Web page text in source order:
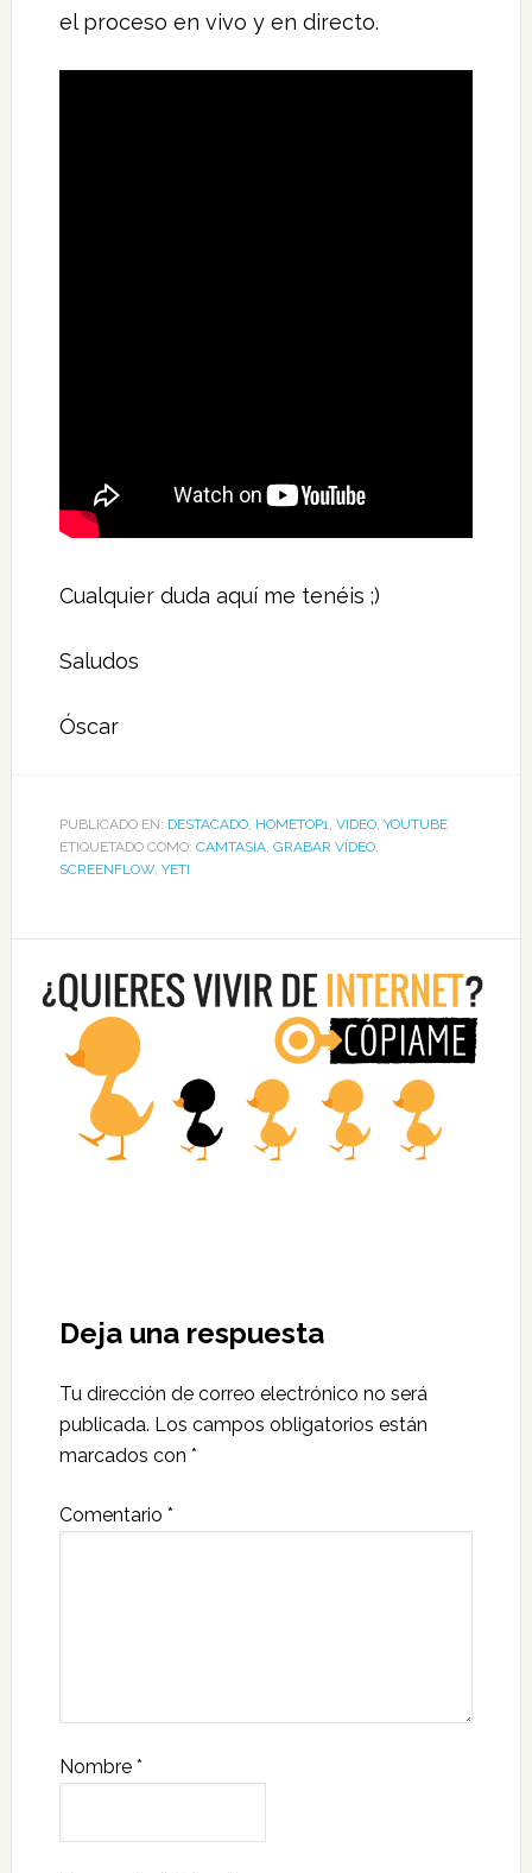
el proceso en vivo y en directo.
Cualquier duda aquí me tenéis ;)
Saludos
Óscar
PUBLICADO EN: DESTACADO, HOMETOP1, VIDEO, YOUTUBE
ETIQUETADO COMO: CAMTASIA, GRABAR VÍDEO,
SCREENFLOW, YETI
Deja una respuesta
Tu dirección de correo electrónico no será
publicada. Los campos obligatorios están
marcados con *
Comentario *
Nombre *